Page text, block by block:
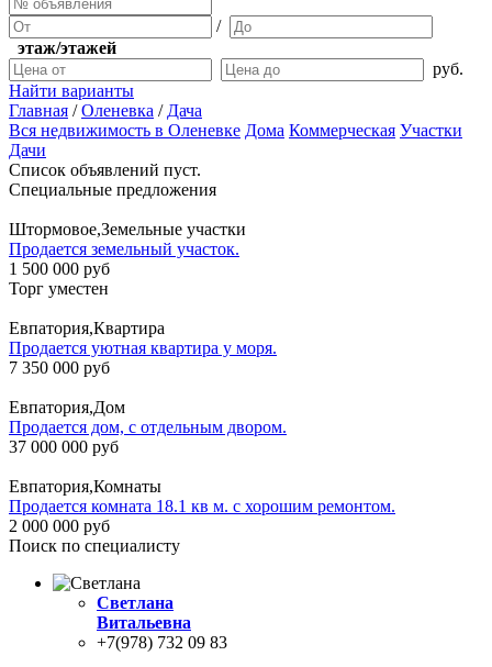
/
этаж/этажей
руб.
Найти варианты
Главная /Оленевка / Дача
Вся недвижимость в Оленевке Дома Коммерческая Участки
Дачи
Список объявлений пуст.
Специальные предложения
Штормовое,Земельные участки
Продается земельный участок.
1 500 000 руб
Торг уместен
Евпатория,Квартира
Продается уютная квартира у моря.
7 350 000 руб
Евпатория,Дом
Продается дом, с отдельным двором.
37 000 000 руб
Евпатория,Комнаты
Продается комната 18.1 кв м. с хорошим ремонтом.
2 000 000 руб
Поиск по специалисту
Светлана
Витальевна
+7(978) 732 09 83